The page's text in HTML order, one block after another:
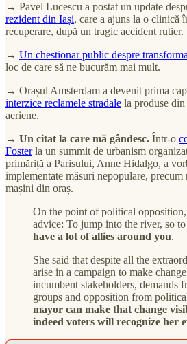
→ Pavel Lucescu a postat un update
rezident din Iași, care a ajuns la o clinică
recuperare, după un tragic accident rutier.
→ Un chestionar public despre
loc de care să ne bucurăm mai mult.
→ Orașul Amsterdam a devenit prima
interzice reclamele stradale la produse
aeriene.
→ Un citat la care mă gândesc. Într-o
Fosterla un summit de urbanism
primăriță a Parisului, Anne Hidalgo, a
implementate măsuri nepopulare,
mașini din oraș.
On the point of political
advice: To jump into the river, so to
have a lot of allies around you.
She said that despite all the
arise in a campaign to make
incumbent stakeholders, demands
groups and opposition from
mayor can make that change
indeed voters will recognize her